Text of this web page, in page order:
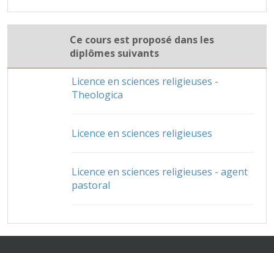
Ce cours est proposé dans les
diplômes suivants
Licence en sciences religieuses -
Theologica
Licence en sciences religieuses
Licence en sciences religieuses - agent
pastoral